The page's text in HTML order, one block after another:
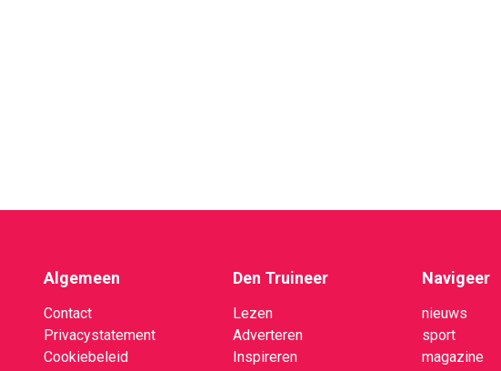
Algemeen
Contact
Privacystatement
Cookiebeleid
Den Truineer
Lezen
Adverteren
Inspireren
Navigeer
nieuws
sport
magazine